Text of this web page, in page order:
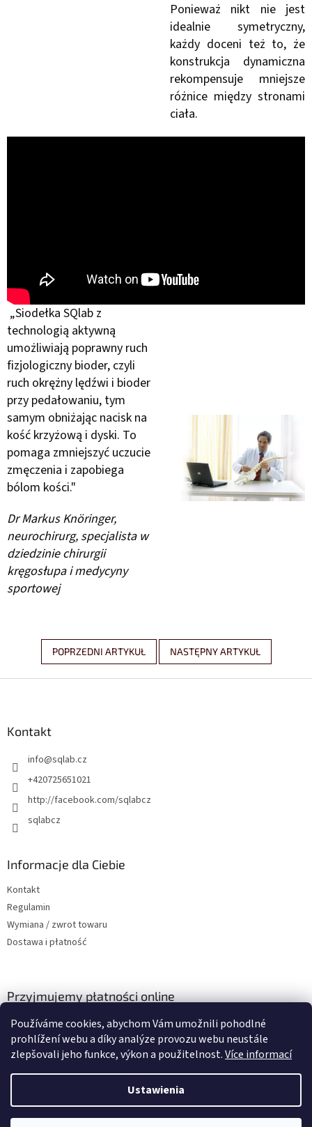
Používáme cookies, abychom Vám umožnili pohodlné
prohlížení webu a díky analýze provozu webu neustále
zlepšovali jeho funkce, výkon a použitelnost.Více informací
Ustawienia
Ponieważ nikt nie jest
idealnie symetryczny,
każdy doceni też to, że
konstrukcja dynamiczna
rekompensuje mniejsze
różnice między stronami
ciała.
„Siodełka SQlab z
technologią aktywną
umożliwiają poprawny ruch
fizjologiczny bioder, czyli
ruch okrężny lędźwi i bioder
przy pedałowaniu, tym
samym obniżając nacisk na
kość krzyżową i dyski. To
pomaga zmniejszyć uczucie
zmęczenia i zapobiega
bólom kości."
Dr Markus Knöringer,
neurochirurg, specjalista w
dziedzinie chirurgii
kręgosłupa i medycyny
sportowej
POPRZEDNI ARTYKUŁ NASTĘPNY ARTYKUŁ
Kontakt
info@sqlab.cz
+420725651021
http://facebook.com/sqlabcz
sqlabcz
Informacje dla Ciebie
Kontakt
Regulamin
Wymiana / zwrot towaru
Dostawa i płatność
Przyjmujemy płatności online
Opracował Shoptet